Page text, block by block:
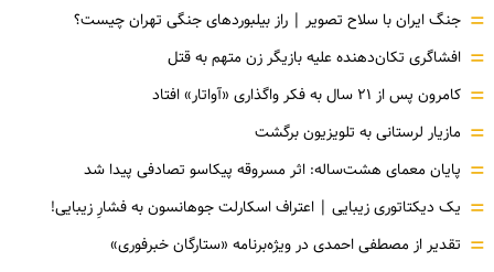
= جنگ ایران با سلاح تصویر | راز بیلبوردهای جنگی تهران چیست؟
= افشاگری‌ تکان‌دهنده علیه بازیگر زن متهم به قتل
= کامرون پس از ۲۱ سال به فکر واگذاری «آواتار» افتاد
= مازیار لرستانی به تلویزیون برگشت
= پایان معمای هشت‌ساله: اثر مسروقه پیکاسو تصادفی پیدا شد
= یک دیکتاتوری زیبایی | اعتراف اسکارلت جوهانسون به فشارِ زیبایی!
= تقدیر از مصطفی احمدی در ویژه‌برنامه «ستارگان خبرفوری»